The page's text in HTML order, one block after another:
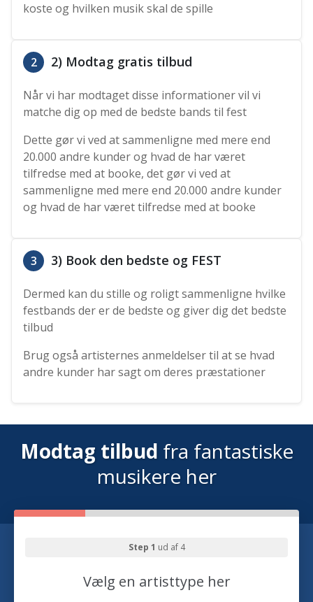
koste og hvilken musik skal de spille
2 2) Modtag gratis tilbud
Når vi har modtaget disse informationer vil vi
matche dig op med de bedste bands til fest
Dette gør vi ved at sammenligne med mere end
20.000 andre kunder og hvad de har været
tilfredse med at booke, det gør vi ved at
sammenligne med mere end 20.000 andre kunder
og hvad de har været tilfredse med at booke
3 3) Book den bedste og FEST
Dermed kan du stille og roligt sammenligne hvilke
festbands der er de bedste og giver dig det bedste
tilbud
Brug også artisternes anmeldelser til at se hvad
andre kunder har sagt om deres præstationer
Modtag tilbud fra fantastiske
musikere her
Step 1 ud af 4
Vælg en artisttype her